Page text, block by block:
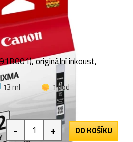
originální inkoust,
13 ml
1 bod
- + DO KOŠÍKU